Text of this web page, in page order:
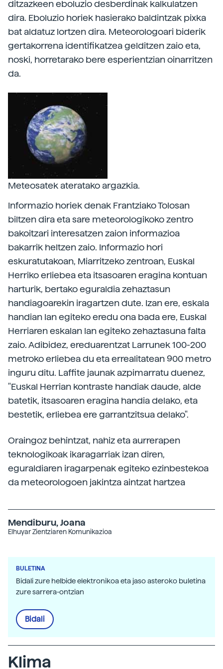
ditzazkeen eboluzio desberdinak kalkulatzen
dira. Eboluzio horiek hasierako baldintzak pixka
bat aldatuz lortzen dira. Meteorologoari biderik
gertakorrena identifikatzea gelditzen zaio eta,
noski, horretarako bere esperientzian oinarritzen
da.
Meteosatek ateratako argazkia.
Informazio horiek denak Frantziako Tolosan
biltzen dira eta sare meteorologikoko zentro
bakoitzari interesatzen zaion informazioa
bakarrik heltzen zaio. Informazio hori
eskuratutakoan, Miarritzeko zentroan, Euskal
Herriko erliebea eta itsasoaren eragina kontuan
harturik, bertako eguraldia zehaztasun
handiagoarekin iragartzen dute. Izan ere, eskala
handian lan egiteko eredu ona bada ere, Euskal
Herriaren eskalan lan egiteko zehaztasuna falta
zaio. Adibidez, ereduarentzat Larrunek 100-200
metroko erliebea du eta errealitatean 900 metro
inguru ditu. Laffite jaunak azpimarratu duenez,
"Euskal Herrian kontraste handiak daude, alde
batetik, itsasoaren eragina handia delako, eta
bestetik, erliebea ere garrantzitsua delako".
Oraingoz behintzat, nahiz eta aurrerapen
teknologikoak ikaragarriak izan diren,
eguraldiaren iragarpenak egiteko ezinbestekoa
da meteorologoen jakintza aintzat hartzea
Mendiburu, Joana
Elhuyar Zientziaren Komunikazioa
BULETINA
Bidali zure helbide elektronikoa eta jaso asteroko buletina
zure sarrera-ontzian
Bidali
Klima